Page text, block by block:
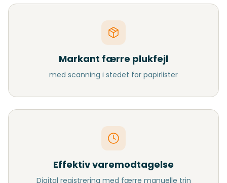
Markant færre plukfejl
med scanning i stedet for papirlister
Effektiv varemodtagelse
Digital registrering med færre manuelle trin